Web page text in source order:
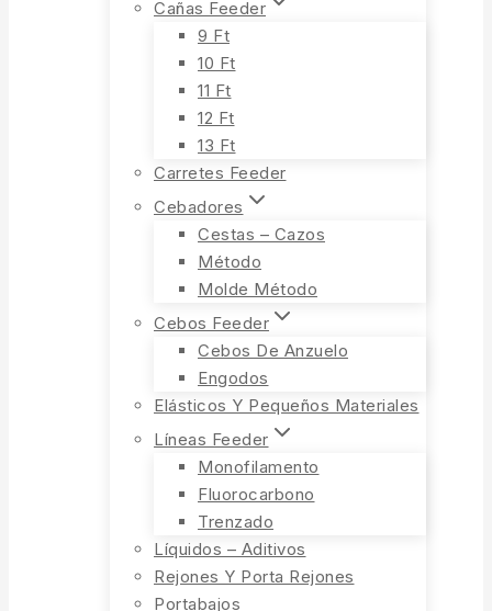
Cañas Feeder
9 Ft
10 Ft
11 Ft
12 Ft
13 Ft
Carretes Feeder
Cebadores
Cestas – Cazos
Método
Molde Método
Cebos Feeder
Cebos De Anzuelo
Engodos
Elásticos Y Pequeños Materiales
Líneas Feeder
Monofilamento
Fluorocarbono
Trenzado
Líquidos – Aditivos
Rejones Y Porta Rejones
Portabajos